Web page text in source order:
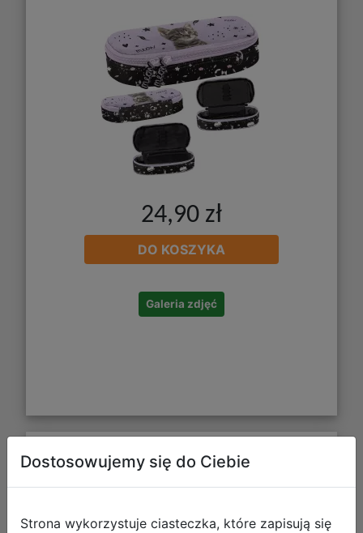
24,90 zł
DO KOSZYKA
Galeria zdjęć
Starpak Kątomierz 180' 10 cm
283232
Dostosowujemy się do Ciebie
Strona wykorzystuje ciasteczka, które zapisują się